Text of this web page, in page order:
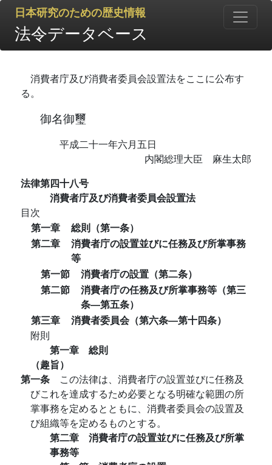
日本研究のための歴史情報
法令データベース
消費者庁及び消費者委員会設置法をここに公布す
る。
御名御璽
平成二十一年六月五日
内閣総理大臣 麻生太郎
法律第四十八号
消費者庁及び消費者委員会設置法
目次
第一章
総則（第一条）
第二章
消費者庁の設置並びに任務及び所掌事務
等
第一節
消費者庁の設置（第二条）
第二節
消費者庁の任務及び所掌事務等（第三
条―第五条）
第三章
消費者委員会（第六条―第十四条）
附則
第一章 総則
（趣旨）
第一条 この法律は、消費者庁の設置並びに任務及
びこれを達成するため必要となる明確な範囲の所
掌事務を定めるとともに、消費者委員会の設置及
び組織等を定めるものとする。
第二章 消費者庁の設置並びに任務及び所掌
事務等